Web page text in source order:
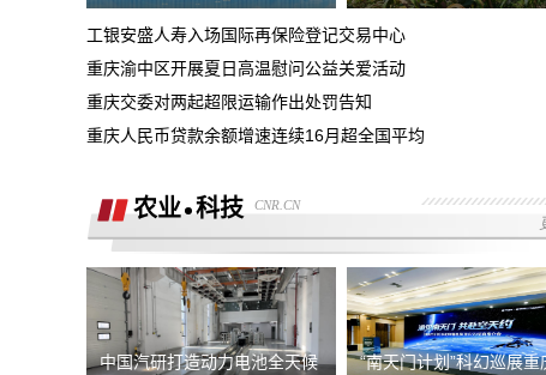
潍坊寿光驰峰广汽本田购车定金拒不退
还，霸王条款
河北军文教育科技有限公司虚假宣传
公司退定金
强买强卖 强制贷款 称交意向金进行锁车
退订金销售承诺按揭不过订金退还合同也
有备注现在订金不退
订购的汽车，未完成验车，未交钥匙，未
交付，订单被违规操作已完成订单
工银安盛人寿入场国际再保险登记交易中心
重庆渝中区开展夏日高温慰问公益关爱活动
重庆交委对两起超限运输作出处罚告知
重庆人民币贷款余额增速连续16月超全国平均
农业 科技 CNR.CN
中国汽研打造动力电池全天候
“南天门计划”科幻巡展重